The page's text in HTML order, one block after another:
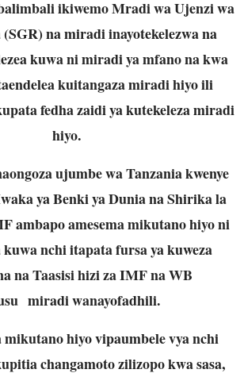
ikiwemo Mradi wa Ujenzi wa
na miradi inayotekelezwa na
kuwa ni miradi ya mfano na kwa
kuitangaza miradi hiyo ili
fedha zaidi ya kutekeleza miradi
hiyo.
ujumbe wa Tanzania kwenye
ya Benki ya Dunia na Shirika la
ambapo amesema mikutano hiyo ni
nchi itapata fursa ya kuweza
na Taasisi hizi za IMF na WB
miradi wanayofadhili.
hiyo vipaumbele vya nchi
changamoto zilizopo kwa sasa,